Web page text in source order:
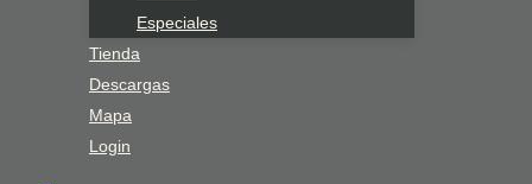
Especiales
Tienda
Descargas
Mapa
Login